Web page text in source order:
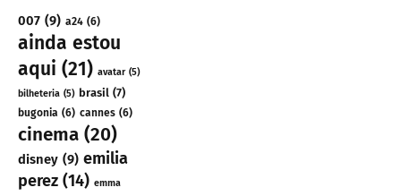
007 (9) a24 (6)
ainda estou
aqui (21) avatar(5)
bilheteria (5) brasil (7)
bugonia (6) cannes (6)
cinema (20)
disney (9) emilia
perez (14) emma